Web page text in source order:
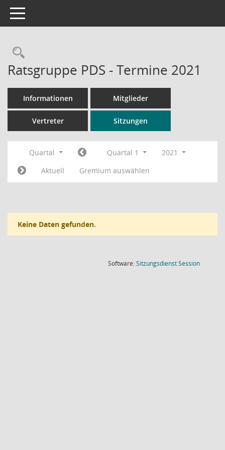
Toggle navigation
Rechercheauswahl
Ratsgruppe PDS - Termine 2021
Informationen Mitglieder
Vertreter Sitzungen
Quartal Quartal 1
2021
Aktuell
Gremium auswählen
Keine Daten gefunden.
Software:SitzungsdienstSession(Wird in